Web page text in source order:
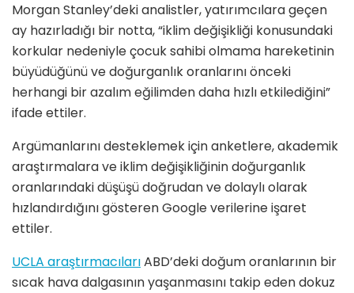
Morgan Stanley’deki analistler, yatırımcılara geçen
ay hazırladığı bir notta, “iklim değişikliği konusundaki
korkular nedeniyle çocuk sahibi olmama hareketinin
büyüdüğünü ve doğurganlık oranlarını önceki
herhangi bir azalım eğilimden daha hızlı etkilediğini”
ifade ettiler.
Argümanlarını desteklemek için anketlere, akademik
araştırmalara ve iklim değişikliğinin doğurganlık
oranlarındaki düşüşü doğrudan ve dolaylı olarak
hızlandırdığını gösteren Google verilerine işaret
ettiler.
UCLA araştırmacılarıABD’deki doğum oranlarının bir
sıcak hava dalgasının yaşanmasını takip eden dokuz